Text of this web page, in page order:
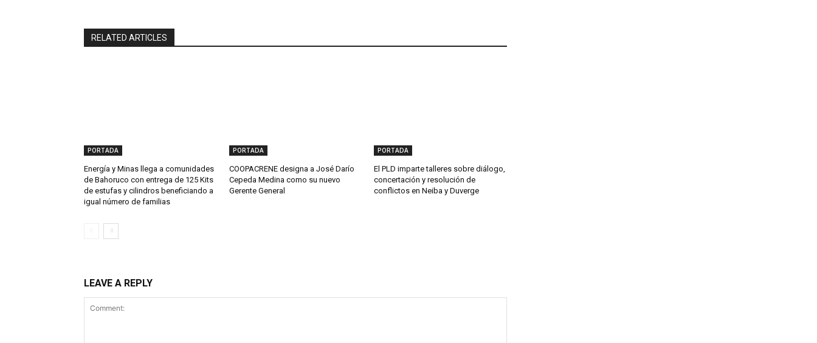
RELATED ARTICLES
PORTADA
Energía y Minas llega a comunidades
de Bahoruco con entrega de 125 Kits
de estufas y cilindros beneficiando a
igual número de familias
PORTADA
COOPACRENE designa a José Darío
Cepeda Medina como su nuevo
Gerente General
PORTADA
El PLD imparte talleres sobre diálogo,
concertación y resolución de
conflictos en Neiba y Duverge
LEAVE A REPLY